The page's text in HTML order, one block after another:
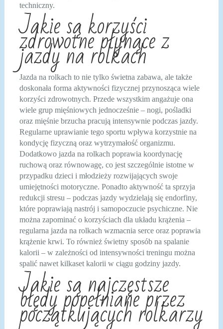
techniczny.
Jakie są korzyści
zdrowotne płynące z
jazdy na rolkach
Jazda na rolkach to nie tylko świetna zabawa, ale także
doskonała forma aktywności fizycznej przynosząca wiele
korzyści zdrowotnych. Przede wszystkim angażuje ona
wiele grup mięśniowych jednocześnie – nogi, pośladki
oraz mięśnie brzucha pracują intensywnie podczas jazdy.
Regularne uprawianie tego sportu wpływa korzystnie na
kondycję fizyczną oraz wytrzymałość organizmu.
Dodatkowo jazda na rolkach poprawia koordynację
ruchową oraz równowagę, co jest szczególnie istotne w
przypadku dzieci i młodzieży rozwijających swoje
umiejętności motoryczne. Ponadto aktywność ta sprzyja
redukcji stresu – podczas jazdy wydzielają się endorfiny,
które poprawiają nastrój i samopoczucie psychiczne. Nie
można zapominać o korzyściach dla układu krążenia –
regularna jazda na rolkach wzmacnia serce oraz poprawia
krążenie krwi. To również świetny sposób na spalanie
kalorii – w zależności od intensywności treningu można
spalić nawet kilkaset kalorii w ciągu godziny jazdy.
Jakie są najczęstsze
błędy popełniane przez
początkujących rolkarzy